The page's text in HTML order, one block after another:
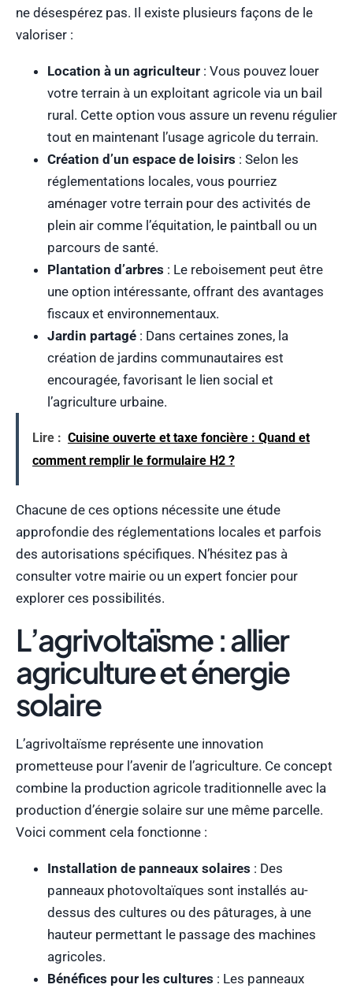
ne désespérez pas. Il existe plusieurs façons de le
valoriser :
Location à un agriculteur : Vous pouvez louer
votre terrain à un exploitant agricole via un bail
rural. Cette option vous assure un revenu régulier
tout en maintenant l’usage agricole du terrain.
Création d’un espace de loisirs : Selon les
réglementations locales, vous pourriez
aménager votre terrain pour des activités de
plein air comme l’équitation, le paintball ou un
parcours de santé.
Plantation d’arbres : Le reboisement peut être
une option intéressante, offrant des avantages
fiscaux et environnementaux.
Jardin partagé : Dans certaines zones, la
création de jardins communautaires est
encouragée, favorisant le lien social et
l’agriculture urbaine.
Lire : Cuisine ouverte et taxe foncière : Quand et
comment remplir le formulaire H2 ?
Chacune de ces options nécessite une étude
approfondie des réglementations locales et parfois
des autorisations spécifiques. N’hésitez pas à
consulter votre mairie ou un expert foncier pour
explorer ces possibilités.
L’agrivoltaïsme : allier
agriculture et énergie
solaire
L’agrivoltaïsme représente une innovation
prometteuse pour l’avenir de l’agriculture. Ce concept
combine la production agricole traditionnelle avec la
production d’énergie solaire sur une même parcelle.
Voici comment cela fonctionne :
Installation de panneaux solaires : Des
panneaux photovoltaïques sont installés au-
dessus des cultures ou des pâturages, à une
hauteur permettant le passage des machines
agricoles.
Bénéfices pour les cultures : Les panneaux